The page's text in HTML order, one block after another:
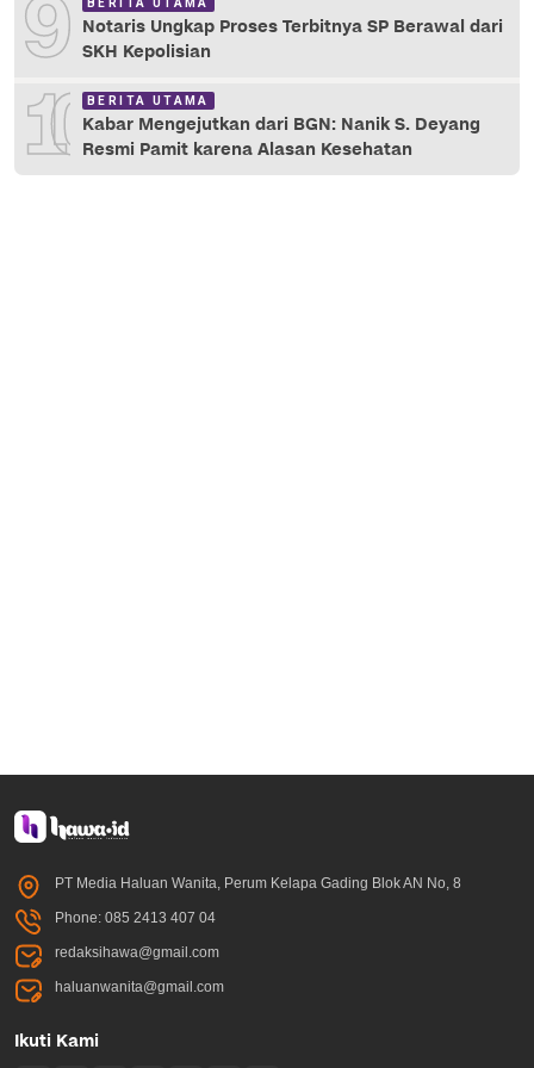
9 BERITA UTAMA
Notaris Ungkap Proses Terbitnya SP Berawal dari
SKH Kepolisian
10 BERITA UTAMA
Kabar Mengejutkan dari BGN: Nanik S. Deyang
Resmi Pamit karena Alasan Kesehatan
PT Media Haluan Wanita, Perum Kelapa Gading Blok AN No, 8
Phone: 085 2413 407 04
redaksihawa@gmail.com
haluanwanita@gmail.com
Ikuti Kami